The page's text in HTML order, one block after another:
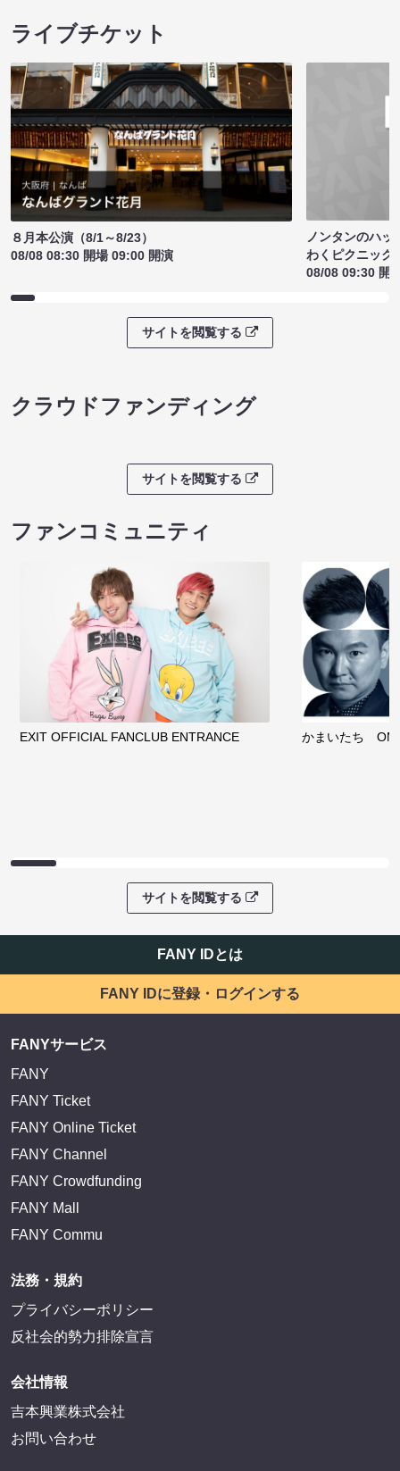
ライブチケット
８月本公演（8/1～8/23）
08/08 08:30 開場 09:00 開演
ノンタンのハッ
わくピクニック
08/08 09:30 開
サイトを閲覧する
クラウドファンディング
サイトを閲覧する
ファンコミュニティ
EXIT OFFICIAL FANCLUB ENTRANCE かまいたち
サイトを閲覧する
FANY IDとは
FANY IDに登録・ログインする
FANYサービス
FANY
FANY Ticket
FANY Online Ticket
FANY Channel
FANY Crowdfunding
FANY Mall
FANY Commu
法務・規約
プライバシーポリシー
反社会的勢力排除宣言
会社情報
吉本興業株式会社
お問い合わせ